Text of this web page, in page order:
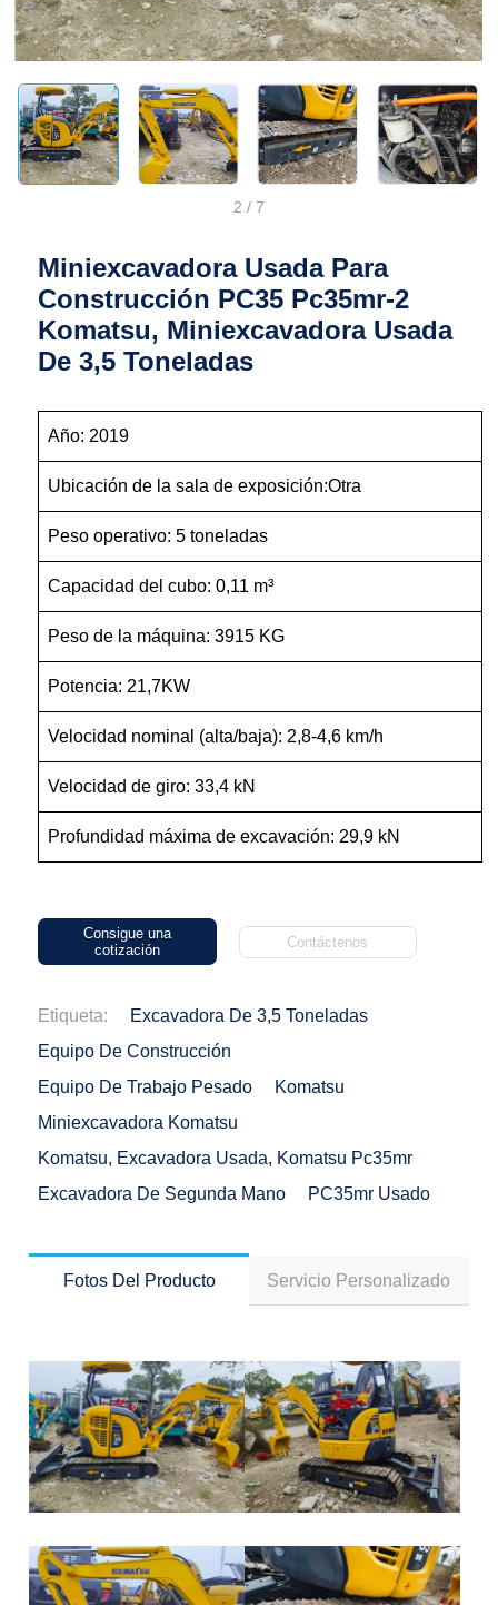
2 / 7
Miniexcavadora Usada Para
Construcción PC35 Pc35mr-2
Komatsu, Miniexcavadora Usada
De 3,5 Toneladas
Año: 2019
Ubicación de la sala de exposición:Otra
Peso operativo: 5 toneladas
Capacidad del cubo: 0,11 m³
Peso de la máquina: 3915 KG
Potencia: 21,7KW
Velocidad nominal (alta/baja): 2,8-4,6 km/h
Velocidad de giro: 33,4 kN
Profundidad máxima de excavación: 29,9 kN
Consigue una
cotización
Contáctenos
Etiqueta:
Excavadora De 3,5 Toneladas
Equipo De Construcción
Equipo De Trabajo Pesado
Komatsu
Miniexcavadora Komatsu
Komatsu, Excavadora Usada, Komatsu Pc35mr
Excavadora De Segunda Mano
PC35mr Usado
Fotos Del Producto Servicio Personalizado